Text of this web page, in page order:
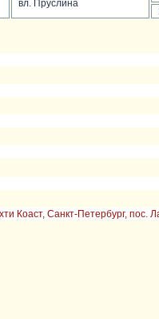
вл. Пруслина
Коаст, Санкт-Петербург, пос.